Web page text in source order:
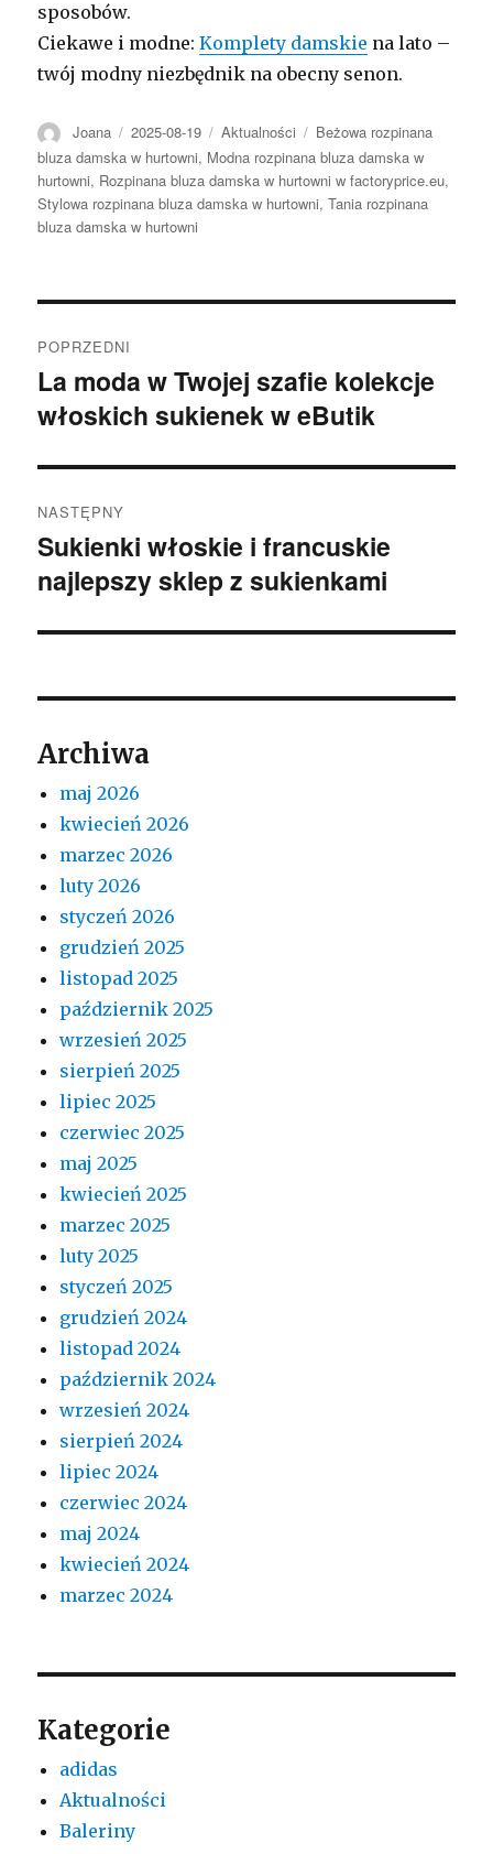
sposobów.
Ciekawe i modne:Komplety damskie na lato –
twój modny niezbędnik na obecny senon.
Autor
Joana Opublikowano
2025-08-19 Kategorie
Aktualności Tagi
Beżowa rozpinana
bluza damska w hurtowni, Modna rozpinana bluza damska w
hurtowni, Rozpinana bluza damska w hurtowni w factoryprice.eu,
Stylowa rozpinana bluza damska w hurtowni,Tania rozpinana
bluza damska w hurtowni
wpisu
POPRZEDNI
Poprzedni
wpis:
La moda w Twojej szafie kolekcje
włoskich sukienek w eButik
NASTĘPNY
Następny
wpis:
Sukienki włoskie i francuskie
najlepszy sklep z sukienkami
Archiwa
maj 2026
kwiecień 2026
marzec 2026
luty 2026
styczeń 2026
grudzień 2025
listopad 2025
październik 2025
wrzesień 2025
sierpień 2025
lipiec 2025
czerwiec 2025
maj 2025
kwiecień 2025
marzec 2025
luty 2025
styczeń 2025
grudzień 2024
listopad 2024
październik 2024
wrzesień 2024
sierpień 2024
lipiec 2024
czerwiec 2024
maj 2024
kwiecień 2024
marzec 2024
Kategorie
adidas
Aktualności
Baleriny